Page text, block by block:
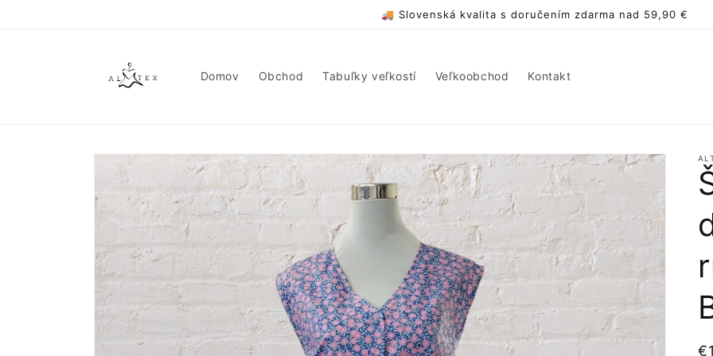
🚚 Slovenská kvalita s doručením zdarma nad 59,90 €
Domov Obchod Tabuľky veľkostí Veľkoobchod Kontakt
informácie
o
produkte